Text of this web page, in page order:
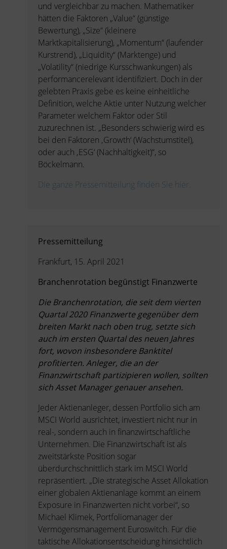
und vergleichbar zu machen. Mathematiker
hätten die Faktoren „Value“ (günstige
Bewertung), „Size“ (kleinere
Marktkapitalisierung), „Momentum“ (laufender
Kurstrend), „Liquidity“ (Marktenge) und
„Volatility“ (niedrige Kursschwankungen) als
performancerelevant identifiziert. Doch in der
gelebten Praxis gebe es keine einheitliche
Definition, welche Aktie unter Nutzung welcher
Parameter welchem Faktor oder Stil
zuzurechnen ist. „Besonders schwierig wird es
bei den Faktoren ‚Growth‘ (Wachstumstitel),
oder auch ‚ESG‘ (Nachhaltigkeit)“, so
Böckelmann.
Die ganze Pressemitteilung finden Sie hier.
Pressemitteilung
Frankfurt, 15. April 2021
Branchenrotation begünstigt Finanzwerte
Die Branchenrotation, die seit dem vierten
Quartal 2020 Finanzwerte gegenüber dem
breiten Markt nach oben trug, setzte sich
auch im ersten Quartal des neuen Jahres
fort, wovon insbesondere Banktitel
profitierten. Anleger, die an der
Finanzwirtschaft partizipieren wollen, sollten
sich Asset Manager genauer ansehen.
Jeder Aktienanleger, dessen Portfolio sich am
MSCI World ausrichtet, investiert nicht nur in
real-, sondern auch in finanzwirtschaftliche
Unternehmen. Die Finanzwirtschaft ist als
zweitstärkste Position sogar
überdurchschnittlich stark im MSCI World
repräsentiert. „Die strategische Asset Allokation
einer globalen Aktienanlage kommt an einem
Exposure in Finanzwerten nicht vorbei“, so
Michael Klimek, Portfoliomanager der
Vermögensmanagement Euroswitch. Für die
taktische Allokationsentscheidung hinsichtlich